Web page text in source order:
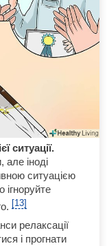
ситуації.
але іноді
ситуацією
ігноруйте
[13]
релаксації
і прогнати